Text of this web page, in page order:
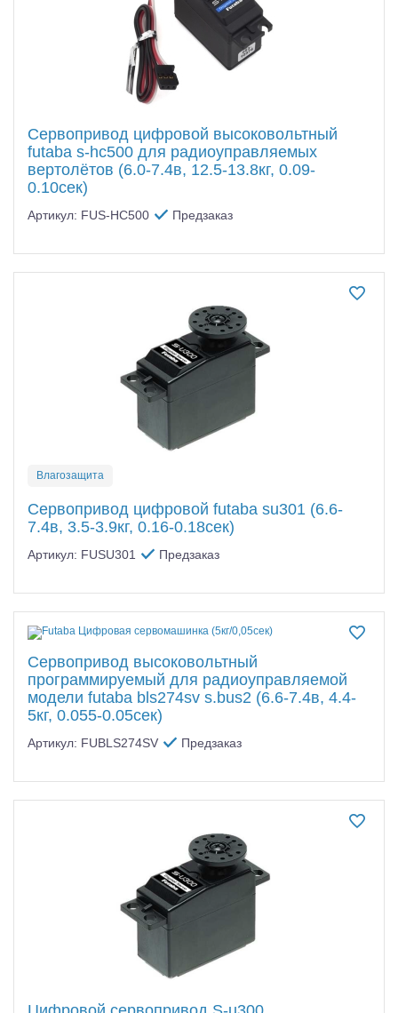
Сервопривод цифровой высоковольтный
futaba s-hc500 для радиоуправляемых
вертолётов (6.0-7.4в, 12.5-13.8кг, 0.09-
0.10сек)
Артикул: FUS-HC500 Предзаказ
Влагозащита
Сервопривод цифровой futaba su301 (6.6-
7.4в, 3.5-3.9кг, 0.16-0.18сек)
Артикул: FUSU301 Предзаказ
Сервопривод высоковольтный
программируемый для радиоуправляемой
модели futaba bls274sv s.bus2 (6.6-7.4в, 4.4-
5кг, 0.055-0.05сек)
Артикул: FUBLS274SV Предзаказ